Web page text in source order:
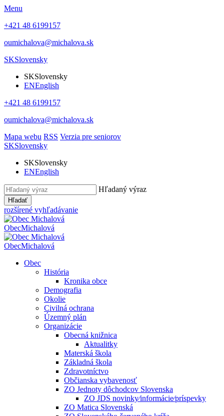
Menu
+421 48 6199157
oumichalova@michalova.sk
SKSlovensky
SKSlovensky
ENEnglish
+421 48 6199157
oumichalova@michalova.sk
Mapa webu RSS Verzia pre seniorov
SKSlovensky
SKSlovensky
ENEnglish
Hľadaný výraz
Hľadať
rozšírené vyhľadávanie
ObecMichalová
ObecMichalová
Obec
História
Kronika obce
Demografia
Okolie
Civilná ochrana
Územný plán
Organizácie
Obecná knižnica
Aktualitky
Materská škola
Základná škola
Zdravotníctvo
Občianska vybavenosť
ZO Jednoty dôchodcov Slovenska
ZO JDS novinky⁄informácie⁄príspevky
ZO Matica Slovenská